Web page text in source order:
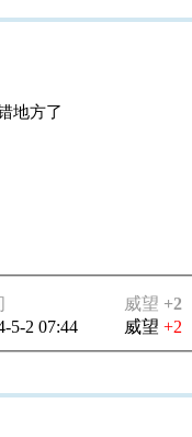
地方了
威望 +2
5-2 07:44 威望 +2